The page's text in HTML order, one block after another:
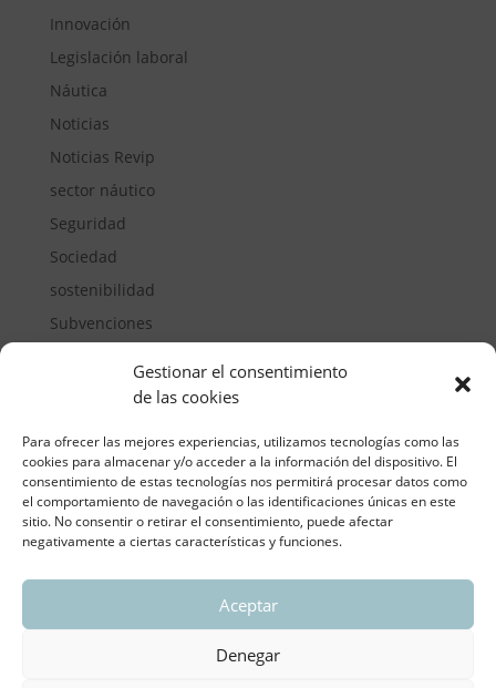
Gestionar el consentimiento
de las cookies
Para ofrecer las mejores experiencias, utilizamos tecnologías como las
cookies para almacenar y/o acceder a la información del dispositivo. El
consentimiento de estas tecnologías nos permitirá procesar datos como
el comportamiento de navegación o las identificaciones únicas en este
sitio. No consentir o retirar el consentimiento, puede afectar
negativamente a ciertas características y funciones.
Aceptar
Denegar
Innovación
Legislación laboral
Náutica
Noticias
Noticias Revip
sector náutico
Seguridad
Sociedad
sostenibilidad
Subvenciones
ASOCIACIÓN REGIONAL VALENCIANA DE
Aviso legal y política de privacidad